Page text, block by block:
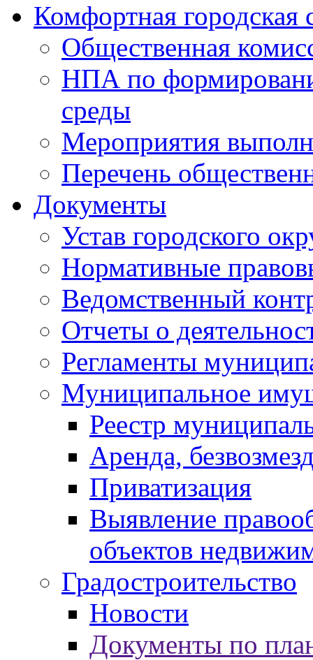
Комфортная городская
Общественная
НПА по
среды
Мероприятия
Перечень
Документы
Устав городского
Нормативные
Ведомственный
Отчеты о
Регламенты
Муниципальное
Реестр
Аренда,
Приватизация
Выявление
объектов
Градостроительство
Новости
Документы по